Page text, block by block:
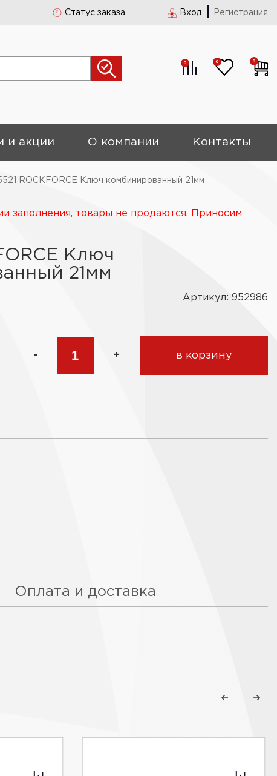
Статус заказа Вход Регистрация
0 0 0
и акции О компании Контакты
ROCKFORCE Ключ комбинированный 21мм
заполнения, товары не продаются. Приносим
Ключ
21мм
Артикул: 952986
- + в корзину
Оплата и доставка